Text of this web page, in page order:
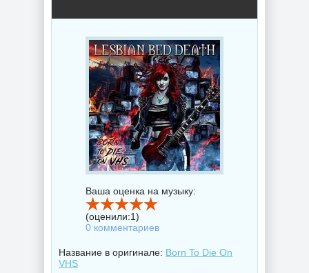
Ваша оценка на музыку:
(оценили:1)
0 комментариев
Название в оригинале: Born To Die On
VHS